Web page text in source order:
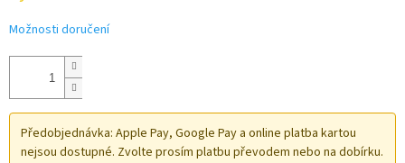
Možnosti doručení
Předobjednávka: Apple Pay, Google Pay a online platba kartou
nejsou dostupné. Zvolte prosím platbu převodem nebo na dobírku.